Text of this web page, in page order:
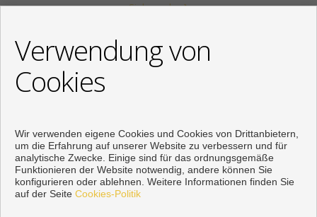
Siehe mehr
+34 622318266
info@mikenaumannimmobilien.com
Von Montag bis Freitag : 10:00 - 18:00
Verwendung von
Cookies
Wir verwenden eigene Cookies und Cookies von Drittanbietern,
um die Erfahrung auf unserer Website zu verbessern und für
analytische Zwecke. Einige sind für das ordnungsgemäße
Funktionieren der Website notwendig, andere können Sie
konfigurieren oder ablehnen. Weitere Informationen finden Sie
auf der Seite Cookies-Politik